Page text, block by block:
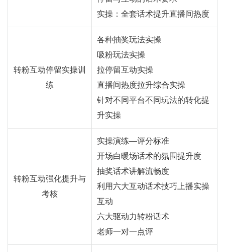
实操：全套话术提升直播间热度
转粉互动停留实操训
练
各种抽奖玩法实操
吸粉玩法实操
拉停留互动实操
直播间热度拉升综合实操
针对不同平台不同玩法的转化提
升实操
转粉互动强化提升与
考核
实操演练—评分标准
开场白暖场话术的氛围提升度
抽奖话术讲解流畅度
利用六大互动话术技巧上播实操
互动
六大驱动力转粉话术
老师一对一点评